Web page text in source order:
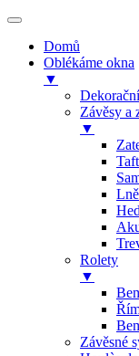
Domů
Oblékáme okna
▼
Závěsy a
▼
Rolety
▼
Závěsné